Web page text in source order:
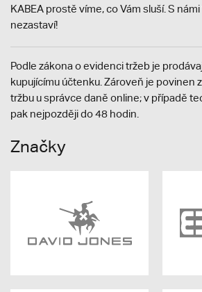
KABEA prostě víme, co Vám sluší. S
nezastaví!
Podle zákona o evidenci tržeb je
kupujícímu účtenku. Zároveň je povinen
tržbu u správce daně online; v případě
pak nejpozději do 48 hodin.
Značky